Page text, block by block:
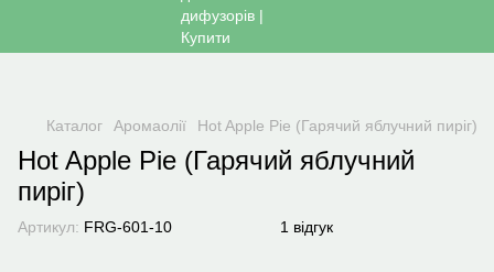
Каталог Аромаолії Hot Apple Pie (Гарячий яблучний пиріг)
Hot Apple Pie (Гарячий яблучний
пиріг)
Артикул: FRG-601-10 1 відгук